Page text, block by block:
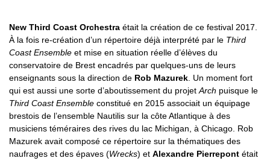
New Third Coast Orchestra était la création de ce festival 2017.
À la fois re-création d’un répertoire déjà interprété par le Third
Coast Ensemble et mise en situation réelle d’élèves du
conservatoire de Brest encadrés par quelques-uns de leurs
enseignants sous la direction de Rob Mazurek. Un moment fort
qui est aussi une sorte d’aboutissement du projetArch puisque le
Third Coast Ensemble constitué en 2015 associait un équipage
brestois de l’ensemble Nautilis sur la côte Atlantique à des
musiciens téméraires des rives du lac Michigan, à Chicago. Rob
Mazurek avait composé ce répertoire sur la thématiques des
naufrages et des épaves (Wrecks) et Alexandre Pierrepont était